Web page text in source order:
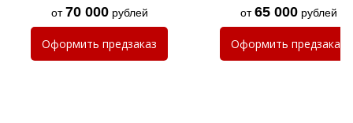
Хочу такую
от70 000рублей
Оформить предзаказ
от65 000рублей
Оформить предзаказ